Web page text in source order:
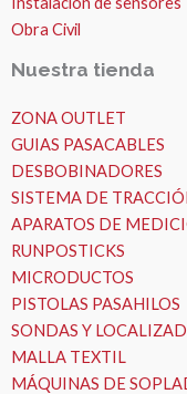
Obra Civil
Nuestra tienda
ZONA OUTLET
GUIAS PASACABLES
DESBOBINADORES
SISTEMA DE
APARATOS DE
RUNPOSTICKS
MICRODUCTOS
PISTOLAS PASAHILOS
SONDAS Y
MALLA TEXTIL
MÁQUINAS DE